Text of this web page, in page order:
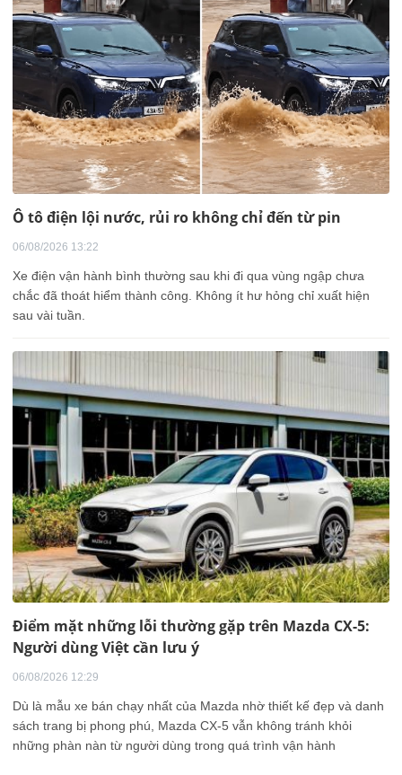
Ô tô điện lội nước, rủi ro không chỉ đến từ pin
06/08/2026 13:22
Xe điện vận hành bình thường sau khi đi qua vùng ngập chưa
chắc đã thoát hiểm thành công. Không ít hư hỏng chỉ xuất hiện
sau vài tuần.
Điểm mặt những lỗi thường gặp trên Mazda CX-5:
Người dùng Việt cần lưu ý
06/08/2026 12:29
Dù là mẫu xe bán chạy nhất của Mazda nhờ thiết kế đẹp và danh
sách trang bị phong phú, Mazda CX-5 vẫn không tránh khỏi
những phàn nàn từ người dùng trong quá trình vận hành